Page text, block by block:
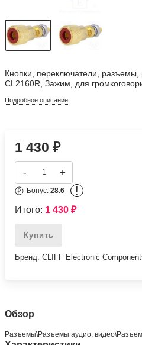
Кнопки, переключатели,
CL2160R, Зажим, для
Подробное описание
1 430₽
- +
Бонус:28.6 !
Итого: 1 430₽
Купить
Бренд: CLIFF Electronic
Обзор
Разъeмы\Разъeмы аудио,